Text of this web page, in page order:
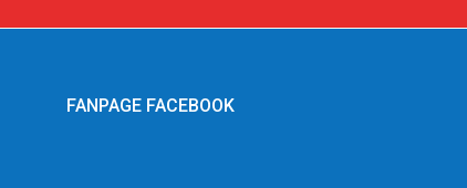
FANPAGE FACEBOOK